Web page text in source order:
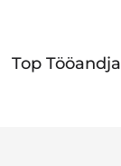
Top Tööandja